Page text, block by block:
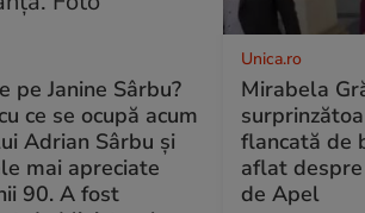
pe Janine Sârbu?
ce se ocupă acum
Adrian Sârbu și
mai apreciate
90. A fost
Unica.ro
Mirabela
flancată de
aflat
de Apel